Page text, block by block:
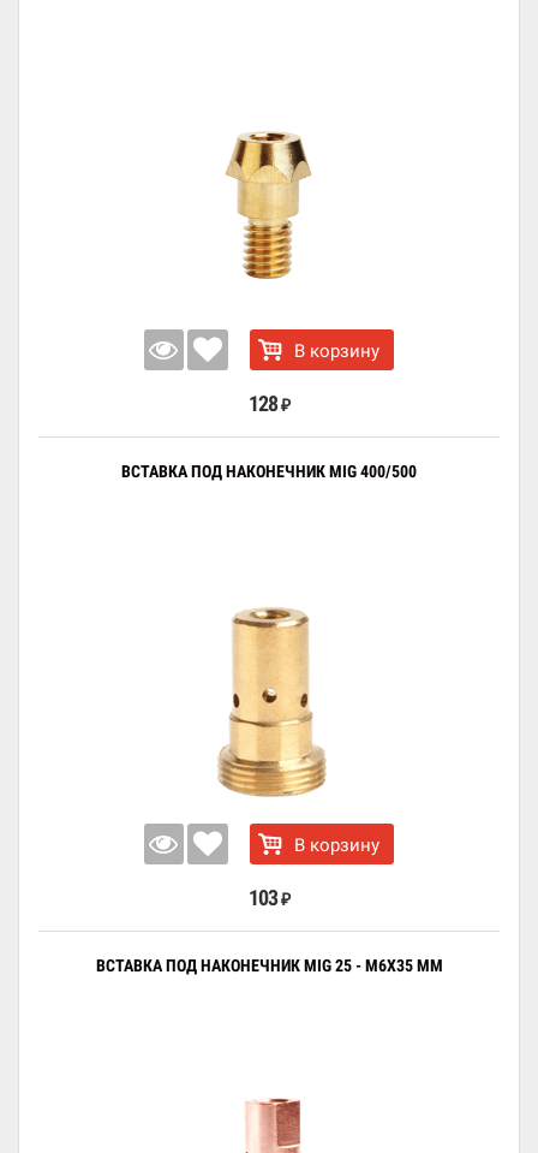
В корзину
128 ₽
ВСТАВКА ПОД НАКОНЕЧНИК MIG 400/500
В корзину
103 ₽
ВСТАВКА ПОД НАКОНЕЧНИК MIG 25 - М6Х35 ММ